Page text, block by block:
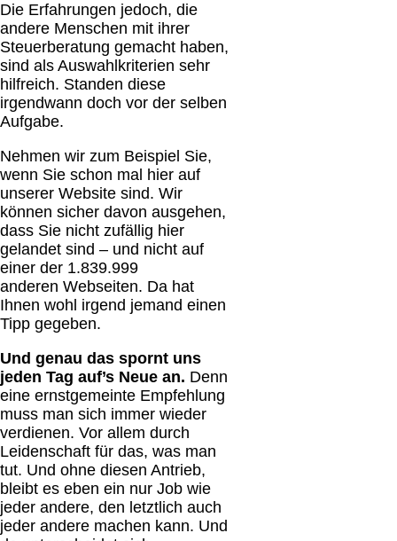
Die Erfahrungen jedoch, die
andere Menschen mit ihrer
Steuerberatung gemacht haben,
sind als Auswahlkriterien sehr
hilfreich. Standen diese
irgendwann doch vor der selben
Aufgabe.
Nehmen wir zum Beispiel Sie,
wenn Sie schon mal hier auf
unserer Website sind. Wir
können sicher davon ausgehen,
dass Sie nicht zufällig hier
gelandet sind – und nicht auf
einer der 1.839.999
anderen Webseiten. Da hat
Ihnen wohl irgend jemand einen
Tipp gegeben.
Und genau das spornt uns
jeden Tag auf’s Neue an. Denn
eine ernstgemeinte Empfehlung
muss man sich immer wieder
verdienen. Vor allem durch
Leidenschaft für das, was man
tut. Und ohne diesen Antrieb,
bleibt es eben ein nur Job wie
jeder andere, den letztlich auch
jeder andere machen kann. Und